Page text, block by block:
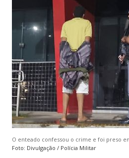
O enteado confessou o crime e foi preso
Foto: Divulgação / Polícia Militar